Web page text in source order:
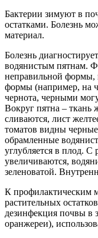
Бактерии зимуют в
остатками. Болезнь
материал.
Болезнь
водянистым пятнам.
неправильной формы,
формы (например, на
чернота, черными
Вокруг пятна – ткань
сливаются, лист
томатов видны
обрамленные
углубляется в плод. С
увеличиваются,
зеленоватой.
К профилактическим
растительных
дезинфекция почвы в
оранжереи),